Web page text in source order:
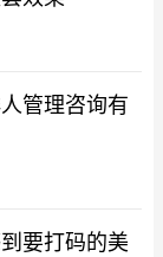
管理咨询有
要打码的美